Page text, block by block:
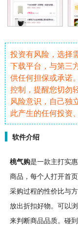
投资有风险，选择
下载平台，与第三
供任何担保或承诺
控制，提醒您切勿
风险意识，自己独
此产生的任何投资
软件介绍
桃气购是一款主打实
商品，每个人打开首
采购过程的性价比与
放出折扣好物。可以
来判断商品品质。碰